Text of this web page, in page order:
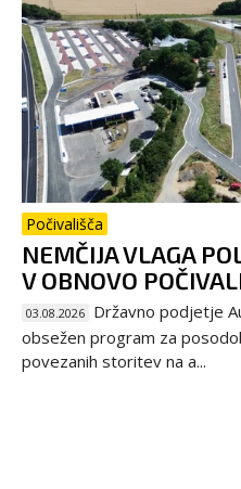
Počivališča
NEMČIJA VLAGA
V OBNOVO
03.08.2026 Državno podjetje
obsežen program za
povezanih storitev na a...